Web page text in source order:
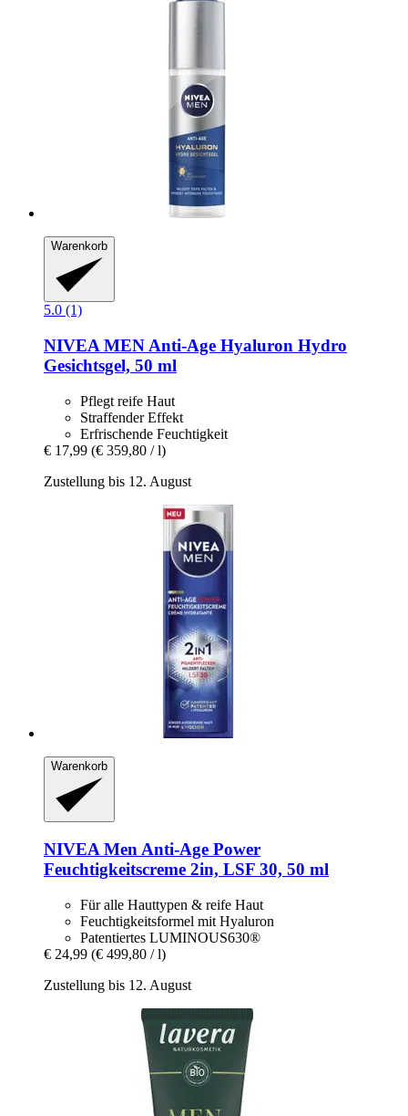
Warenkorb
5.0 (1)
NIVEA MEN Anti-​Age Hyaluron Hydro
Gesichtsgel, 50 ml
Pflegt reife Haut
Straffender Effekt
Erfrischende Feuchtigkeit
€ 17,99 (€ 359,80 / l)
Zustellung bis 12. August
Warenkorb
NIVEA Men Anti-​Age Power
Feuchtigkeitscreme 2in, LSF 30, 50 ml
Für alle Hauttypen & reife Haut
Feuchtigkeitsformel mit Hyaluron
Patentiertes LUMINOUS630®
€ 24,99 (€ 499,80 / l)
Zustellung bis 12. August